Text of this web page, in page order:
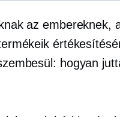
az embereknek,
hogyan